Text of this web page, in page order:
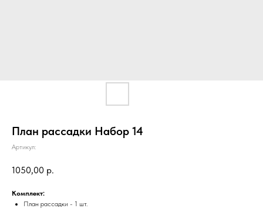
План рассадки Набор 14
Артикул:
1050,00 р.
Комплект:
План рассадки - 1 шт.